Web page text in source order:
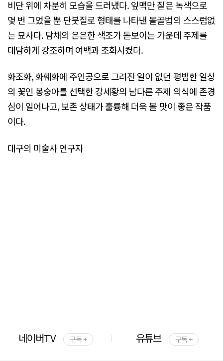
비단 위에 차분히 모습을 드러냈다. 잎맥만 짙은 녹색으로
몇 번 그었을 뿐 단붓질로 형태를 나타낸 몰골법의 스스럼없
는 묘사다. 담채의 은은한 색조가 돋보이는 가운데 주제를
대담하게 강조하며 여백과 조화시켰다.
화조화, 화훼화에 주인공으로 그려진 일이 없던 평범한 일상
의 꽃인 봉숭아를 선택한 강세황의 남다른 주제 의식에 존경
심이 일어나고, 보존 상태가 훌륭해 더욱 볼 맛이 좋은 작품
이다.
대구의 미술사 연구자
네이버TV 구독 + 유튜브 구독 +